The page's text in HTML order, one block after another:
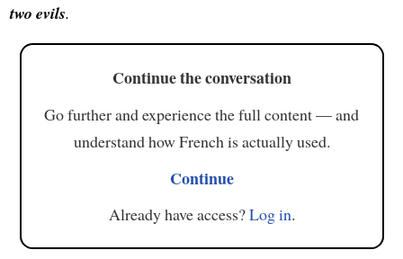
two evils.
Continue the conversation
Go further and experience the full content — and
understand how French is actually used.
Continue
Already have access?Log in.